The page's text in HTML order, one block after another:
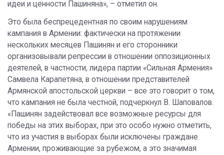
идеи и ценности Пашиняна», – отметил он.
Это была беспрецедентная по своим нарушениям
кампания в Армении: фактически на протяжении
нескольких месяцев Пашинян и его сторонники
организовывали репрессии в отношении оппозиционных
деятелей, в частности, лидера партии «Сильная Армения»
Самвела Карапетяна, в отношении представителей
Армянской апостольской церкви – все это говорит о том,
что кампания не была честной, подчеркнул В. Шаповалов.
«Пашинян задействовал все возможные ресурсы для
победы на этих выборах, при это особо нужно отметить,
что из участия в выборах были исключены граждане
Армении, проживающие за рубежом, а это значимая